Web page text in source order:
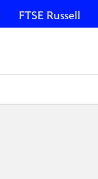
FTSE Russell